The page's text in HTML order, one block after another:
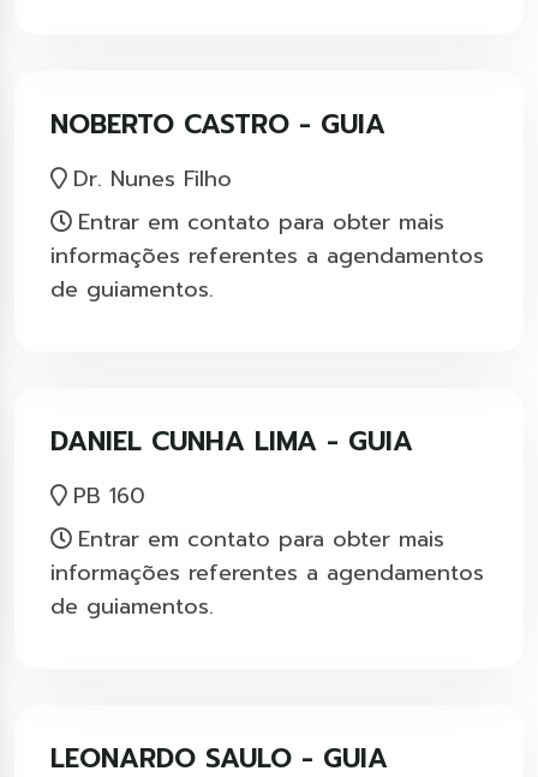
NOBERTO CASTRO - GUIA
Dr. Nunes Filho
Entrar em contato para obter mais
informações referentes a agendamentos
de guiamentos.
DANIEL CUNHA LIMA - GUIA
PB 160
Entrar em contato para obter mais
informações referentes a agendamentos
de guiamentos.
LEONARDO SAULO - GUIA